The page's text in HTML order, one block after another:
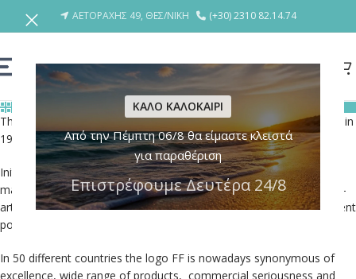
ΚΑΛΟ ΚΑΛΟΚΑΙΡΙ
Από την Πέμπτη 06/8 θα είμαστε κλειστά
για παραθέριση
Επιστρέφουμε Δευτέρα 24/8
ΑΕΤΟΡΑΧΗΣ 49, ΘΕΣ/ΝΙΚΗ (+30) 2310 82.14.74
ΚΑΤΗΓΟΡΙΕΣ
The company F.lli Facchinetti was founded in Lumezzane (Brescia) in
1949, during the reconstruction of the postwar period.
Initially a family-run company, with a skilled staff who worked
manually, is grown thanks to the steady investment in state-of-the-
art machinery, reaching already in the ’60s an international prominent
position.
In 50 different countries the logo FF is nowadays synonymous of
excellence, wide range of products, commercial seriousness and